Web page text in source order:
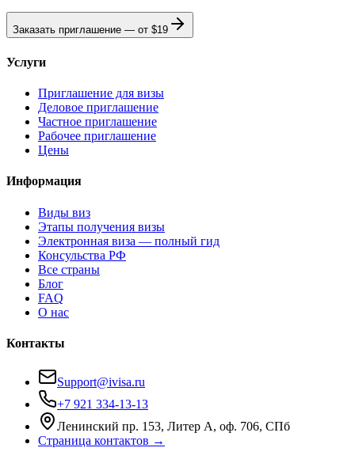
Заказать приглашение — от $19
Услуги
Приглашение для визы
Деловое приглашение
Частное приглашение
Рабочее приглашение
Цены
Информация
Виды виз
Этапы получения визы
Электронная виза — полный гид
Консульства РФ
Все страны
Блог
FAQ
О нас
Контакты
Support@ivisa.ru
+7 921 334-13-13
Ленинский пр. 153, Литер А, оф. 706, СПб
Страница контактов →